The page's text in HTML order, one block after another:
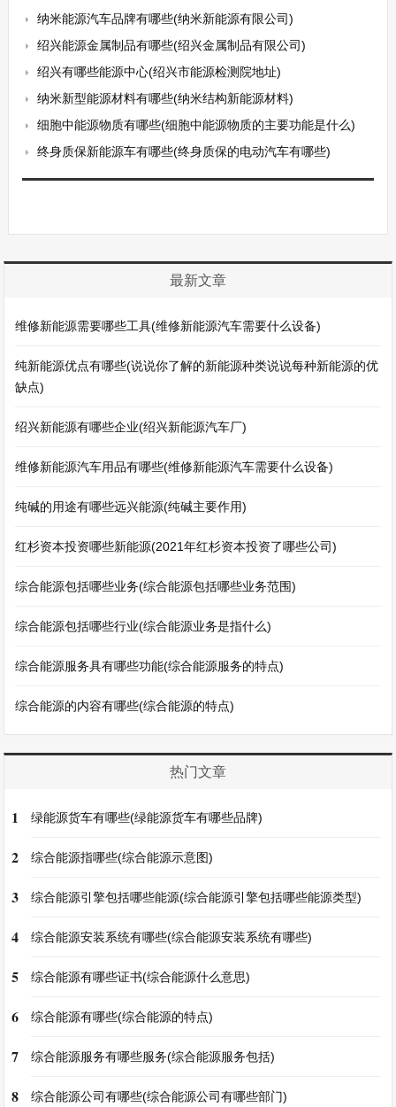
纳米能源汽车品牌有哪些(纳米新能源有限公司)
绍兴能源金属制品有哪些(绍兴金属制品有限公司)
绍兴有哪些能源中心(绍兴市能源检测院地址)
纳米新型能源材料有哪些(纳米结构新能源材料)
细胞中能源物质有哪些(细胞中能源物质的主要功能是什么)
终身质保新能源车有哪些(终身质保的电动汽车有哪些)
最新文章
维修新能源需要哪些工具(维修新能源汽车需要什么设备)
纯新能源优点有哪些(说说你了解的新能源种类说说每种新能源的优
缺点)
绍兴新能源有哪些企业(绍兴新能源汽车厂)
维修新能源汽车用品有哪些(维修新能源汽车需要什么设备)
纯碱的用途有哪些远兴能源(纯碱主要作用)
红杉资本投资哪些新能源(2021年红杉资本投资了哪些公司)
综合能源包括哪些业务(综合能源包括哪些业务范围)
综合能源包括哪些行业(综合能源业务是指什么)
综合能源服务具有哪些功能(综合能源服务的特点)
综合能源的内容有哪些(综合能源的特点)
热门文章
1 绿能源货车有哪些(绿能源货车有哪些品牌)
2 综合能源指哪些(综合能源示意图)
3 综合能源引擎包括哪些能源(综合能源引擎包括哪些能源类型)
4 综合能源安装系统有哪些(综合能源安装系统有哪些)
5 综合能源有哪些证书(综合能源什么意思)
6 综合能源有哪些(综合能源的特点)
7 综合能源服务有哪些服务(综合能源服务包括)
8 综合能源公司有哪些(综合能源公司有哪些部门)